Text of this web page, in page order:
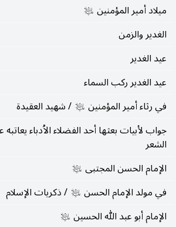
ميلاد أمير المؤمنين عليه‌السلام
الغدير والزمن
عيد الغدير
عيد الغدير ركب السماء
في رثاء أمير المؤمنين عليه‌السلام / شهيد العقيدة
جواب لأبيات بعثها أحد الفضلاء الاُدباء
الشعر
الإمام الحسن المجتبى عليه‌السلام
في مولد الإمام الحسن عليه‌السلام / ذكريات الإسلام
الإمام أبو عبد الله الحسين عليه‌السلام
هزَّ بالسبي
والضحايا قلوباً
ألف طيفٍ للطفِّ
يخطر في قلبي
السعير
ويهزّ الشعور في
موجة الذكرى
إنّ هذي الدموع
عهدٌ مع السبط